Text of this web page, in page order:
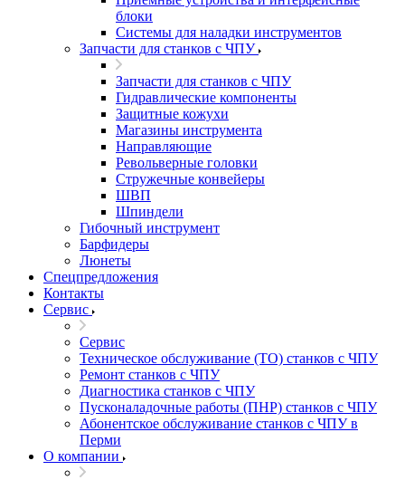
блоки
Системы для наладки инструментов
Запчасти для станков с ЧПУ
Запчасти для станков с ЧПУ
Гидравлические компоненты
Защитные кожухи
Магазины инструмента
Направляющие
Револьверные головки
Стружечные конвейеры
ШВП
Шпиндели
Гибочный инструмент
Барфидеры
Люнеты
Спецпредложения
Контакты
Сервис
Сервис
Техническое обслуживание (ТО) станков с ЧПУ
Ремонт станков с ЧПУ
Диагностика станков с ЧПУ
Пусконаладочные работы (ПНР) станков с ЧПУ
Абонентское обслуживание станков с ЧПУ в
Перми
О компании